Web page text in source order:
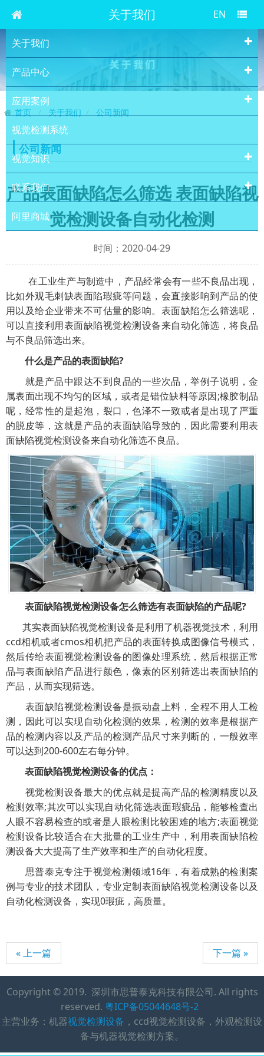
关于我们 EN
关于我们
产品中心
应用案例
视觉检测系统
视觉知识
联系我们
阿里商城
首页 关于我们 公司新闻
公司新闻
产品表面缺陷怎么筛选 表面缺陷视
觉检测设备自动化检测
时间：2020-04-29
在工业生产与制造中，产品经常会有一些不良品出现，
比如外观毛刺缺表面陷瑕疵等问题，会直接影响到产品的使
用以及给企业带来不可估量的影响。表面缺陷怎么筛选呢，
可以直接利用表面缺陷视觉检测设备来自动化筛选，将良品
与不良品筛选出来。
什么是产品的表面缺陷?
就是产品中跟达不到良品的一些次品，举例子说明，金
属表面出现不均匀的区域，或者是错位缺料等原因;橡胶制品
呢，经常性的是起泡，裂口，色泽不一致或者是出现了严重
的脱皮等，这就是产品的表面缺陷导致的，因此需要利用表
面缺陷视觉检测设备来自动化筛选不良品。
表面缺陷视觉检测设备怎么筛选有表面缺陷的产品呢?
其实表面缺陷视觉检测设备是利用了机器视觉技术，利用
ccd相机或者cmos相机把产品的表面转换成图像信号模式，
然后传给表面视觉检测设备的图像处理系统，然后根据正常
品与表面缺陷产品进行颜色，像素的区别筛选出表面缺陷的
产品，从而实现筛选。
表面缺陷视觉检测设备是振动盘上料，全程不用人工检
测，因此可以实现自动化检测的效果，检测的效率是根据产
品的检测内容以及产品的检测产品尺寸来判断的，一般效率
可以达到200-600左右每分钟。
表面缺陷视觉检测设备的优点：
视觉检测设备最大的优点就是提高产品的检测精度以及
检测效率;其次可以实现自动化筛选表面瑕疵品，能够检查出
人眼不容易检查的或者是人眼检测比较困难的地方;表面视觉
检测设备比较适合在大批量的工业生产中，利用表面缺陷检
测设备大大提高了生产效率和生产的自动化程度。
思普泰克专注于视觉检测领域16年，有着成熟的检测案
例与专业的技术团队，专业定制表面缺陷视觉检测设备以及
自动化检测设备，实现0瑕疵，高质量。
« 上一篇 下一篇 »
Copyright © 2019. 深圳市思普泰克科技有限公司. All rights
reserved. 粤ICP备05044648号-2
主营业务：机器视觉检测设备 ，ccd视觉检测设备，外观检测设
备与机器视觉检测方案。